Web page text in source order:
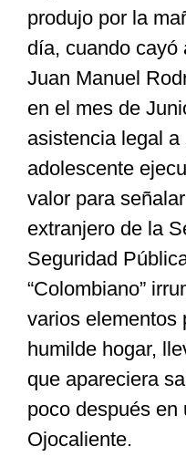
produjo por la
día, cuando cayó
Juan Manuel
en el mes de
asistencia legal
adolescente
valor para
extranjero de la
Seguridad
“Colombiano”
varios elementos
humilde hogar,
que apareciera
poco después en
Ojocaliente.